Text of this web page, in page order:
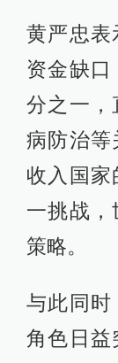
黄严忠表
资金缺口
分之一，
病防治等
收入国
一挑战
策略。
与此同时
角色日益